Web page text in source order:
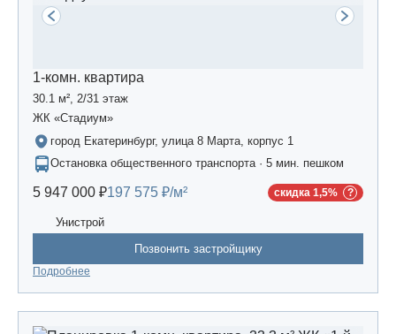
1-комн. квартира
30.1 м², 2/31 этаж
ЖК «Стадиум»
город Екатеринбург, улица 8 Марта, корпус 1
Остановка общественного транспорта · 5 мин. пешком
5 947 000 ₽197 575 ₽/м² скидка 1,5%
Унистрой
Позвонить застройщику
Подробнее